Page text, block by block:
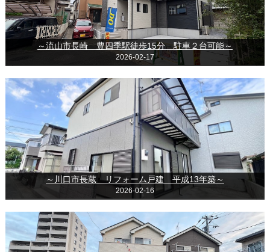
～流山市長崎 豊四季駅徒歩15分 駐車２台可能～
2026-02-17
～川口市長蔵 リフォーム戸建 平成13年築～
2026-02-16